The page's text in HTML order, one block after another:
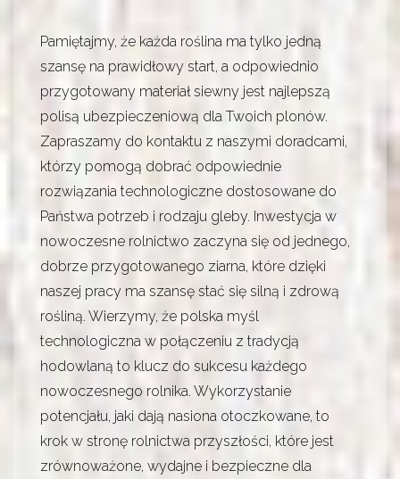
Pamiętajmy, że każda roślina ma tylko jedną
szansę na prawidłowy start, a odpowiednio
przygotowany materiał siewny jest najlepszą
polisą ubezpieczeniową dla Twoich plonów.
Zapraszamy do kontaktu z naszymi doradcami,
którzy pomogą dobrać odpowiednie
rozwiązania technologiczne dostosowane do
Państwa potrzeb i rodzaju gleby. Inwestycja w
nowoczesne rolnictwo zaczyna się od jednego,
dobrze przygotowanego ziarna, które dzięki
naszej pracy ma szansę stać się silną i zdrową
rośliną. Wierzymy, że polska myśl
technologiczna w połączeniu z tradycją
hodowlaną to klucz do sukcesu każdego
nowoczesnego rolnika. Wykorzystanie
potencjału, jaki dają nasiona otoczkowane, to
krok w stronę rolnictwa przyszłości, które jest
zrównoważone, wydajne i bezpieczne dla